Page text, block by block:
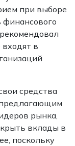
при выборе
в
средства
рынка,
вклады в
поскольку